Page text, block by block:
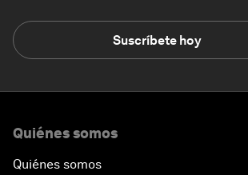
Suscríbete hoy
Quiénes somos
Quiénes somos